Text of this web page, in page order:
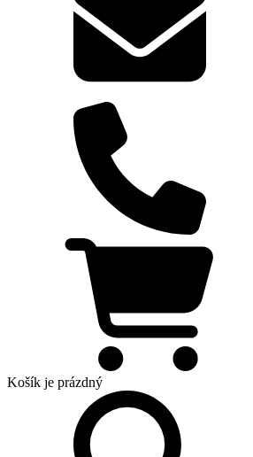
Košík je prázdný